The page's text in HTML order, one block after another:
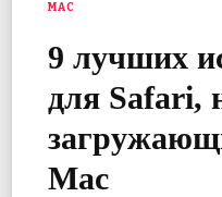
MAC
9 лучших
для Safari,
Mac